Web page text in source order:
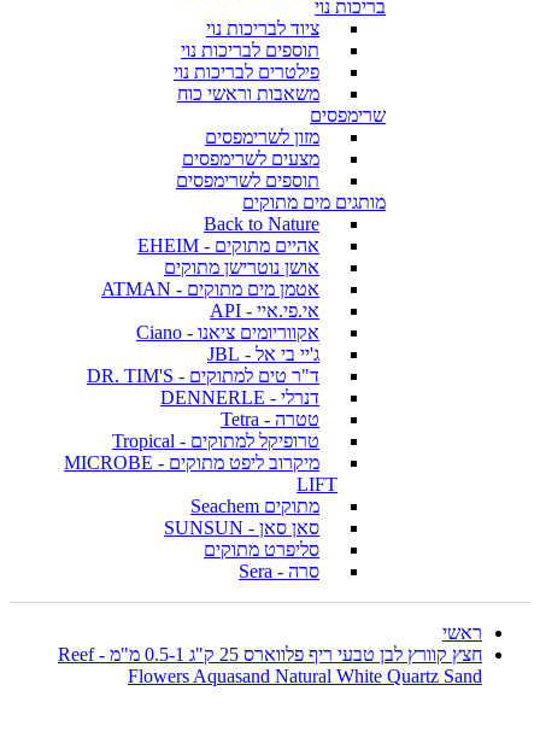
בריכות נוי
ציוד לבריכות נוי
תוספים לבריכות נוי
פילטרים לבריכות נוי
משאבות וראשי כוח
שרימפסים
מזון לשרימפסים
מצעים לשרימפסים
תוספים לשרימפסים
מותגים מים מתוקים
Back to Nature
אהיים מתוקים - EHEIM
אושן נוטרישן מתוקים
אטמן מים מתוקים - ATMAN
אי.פי.איי - API
אקווריומים ציאנו - Ciano
ג'יי בי אל - JBL
ד"ר טים למתוקים - DR. TIM'S
דנרלי - DENNERLE
טטרה - Tetra
טרופיקל למתוקים - Tropical
מיקרוב ליפט מתוקים - MICROBE
LIFT
מתוקים Seachem
סאן סאן - SUNSUN
סליפרט מתוקים
סרה - Sera
ראשי
חצץ קוורץ לבן טבעי ריף פלווארס 25 ק"ג 0.5-1 מ"מ - Reef
Flowers Aquasand Natural White Quartz Sand